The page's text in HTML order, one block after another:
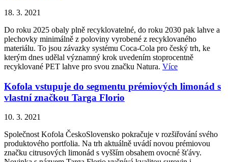
18. 3. 2021
Do roku 2025 obaly plně recyklovatelné, do roku 2030 pak lahve a
plechovky minimálně z poloviny vyrobené z recyklovaného
materiálu. To jsou závazky systému Coca-Cola pro český trh, ke
kterým dnes udělal významný krok uvedením stoprocentně
recyklované PET lahve pro svou značku Natura. Více
Kofola vstupuje do segmentu prémiových limonád s
vlastní značkou Targa Florio
10. 3. 2021
Společnost Kofola ČeskoSlovensko pokračuje v rozšiřování svého
produktového portfolia. Na trh aktuálně uvádí novou prémiovou
značku citrusových limonád s vyšším obsahem ovocné šťávy.